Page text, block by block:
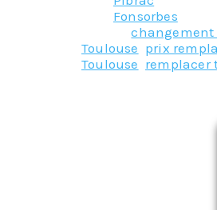
Fonsorbes
Taggedchangement
Toulouse prix
Toulouse remplacer